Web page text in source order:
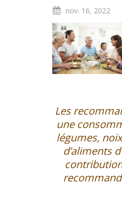
nov. 16, 2022
Les
une
légumes,
d’aliments